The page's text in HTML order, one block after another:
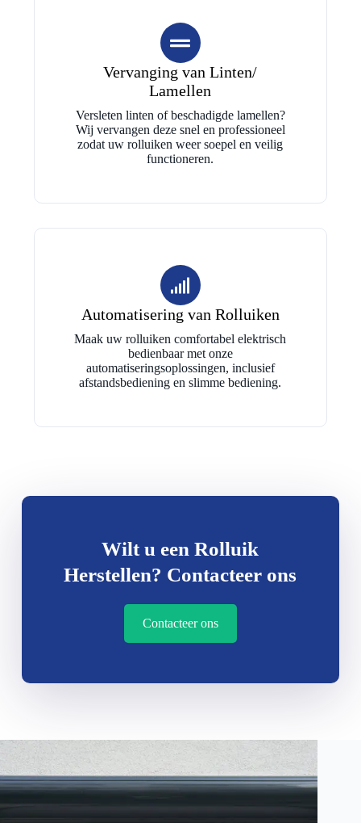
Vervanging van Linten/
Lamellen
Versleten linten of beschadigde lamellen?
Wij vervangen deze snel en professioneel
zodat uw rolluiken weer soepel en veilig
functioneren.
Automatisering van Rolluiken
Maak uw rolluiken comfortabel elektrisch
bedienbaar met onze
automatiseringsoplossingen, inclusief
afstandsbediening en slimme bediening.
Wilt u een Rolluik
Herstellen? Contacteer ons
Contacteer ons